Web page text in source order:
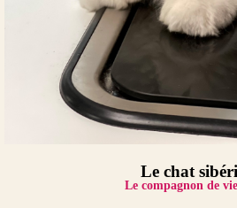
Le chat
Le compagnon de